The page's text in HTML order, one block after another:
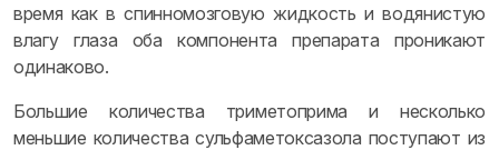
время как в спинномозговую жидкость и водянистую
влагу глаза оба компонента препарата проникают
одинаково.
Большие количества триметоприма и несколько
меньшие количества сульфаметоксазола поступают из